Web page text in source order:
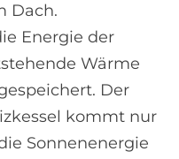
Dach.
Energie der
Wärme
Der
kommt nur
Sonnenenergie